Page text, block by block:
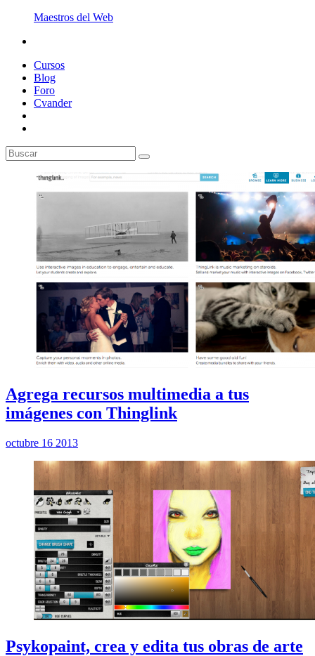
Maestros del Web
Cursos
Blog
Foro
Cvander
Agrega recursos multimedia a tus
imágenes con Thinglink
octubre 16 2013
Psykopaint, crea y edita tus obras de arte